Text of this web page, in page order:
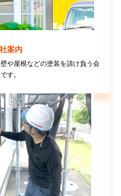
案内
や屋根などの塗装を請け負う会
す。